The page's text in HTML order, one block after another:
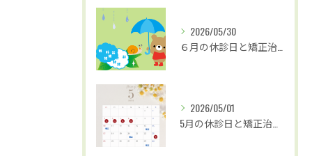
2026/05/30
2026/05/01